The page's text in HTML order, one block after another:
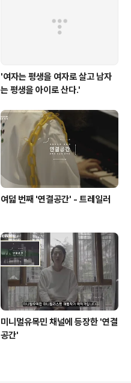
'여자는 평생을 여자로 살고 남자
는 평생을 아이로 산다.'
여덟 번째 '연결공간' - 트레일러
미니멀유목민 채널에 등장한 '연결
공간'